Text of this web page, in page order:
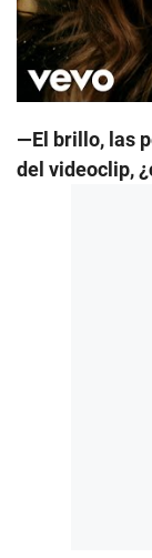
—El brillo, las
del videoclip,